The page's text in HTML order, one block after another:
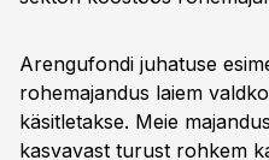
Arengufondi juhatuse
rohemajandus laiem
käsitletakse. Meie
kasvavast turust rohkem